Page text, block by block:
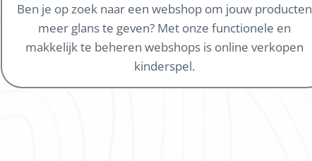
Ben je op zoek naar een webshop om jouw producten
meer glans te geven? Met onze functionele en
makkelijk te beheren webshops is online verkopen
kinderspel.